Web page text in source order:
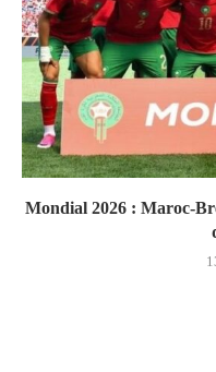
Mondial 2026 : Maroc-